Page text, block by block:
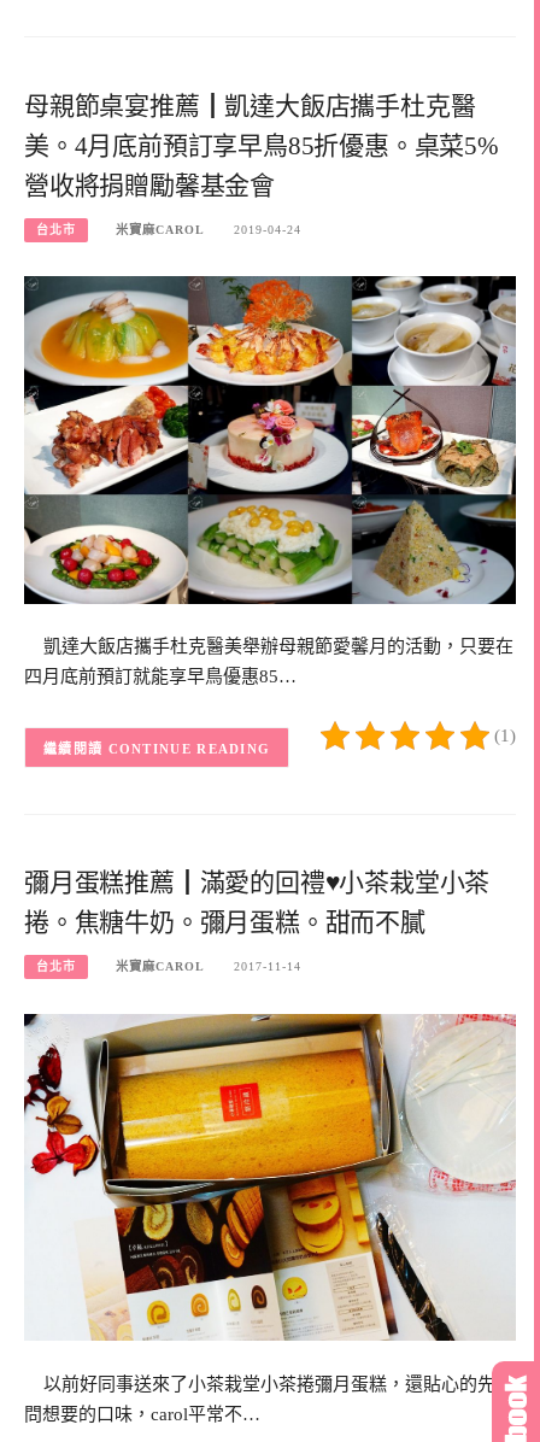
母親節桌宴推薦┃凱達大飯店攜手杜克醫
美。4月底前預訂享早鳥85折優惠。桌菜5%
營收將捐贈勵馨基金會
台北市 米寶麻CAROL 2019-04-24
凱達大飯店攜手杜克醫美舉辦母親節愛馨月的活動，只要在
四月底前預訂就能享早鳥優惠85…
(1)
CONTINUE READING
彌月蛋糕推薦┃滿愛的回禮♥小茶栽堂小茶
捲。焦糖牛奶。彌月蛋糕。甜而不膩
台北市 米寶麻CAROL 2017-11-14
以前好同事送來了小茶栽堂小茶捲彌月蛋糕，還貼心的先詢
問想要的口味，carol平常不…